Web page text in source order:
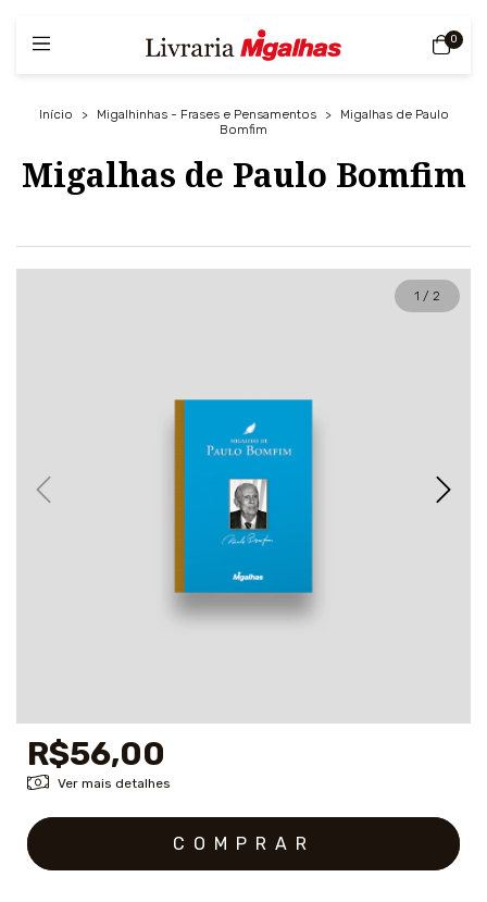
0
Início > Migalhinhas - Frases e Pensamentos >
Migalhas de Paulo
Bomfim
Migalhas de Paulo Bomfim
1 / 2
R$56,00
Ver mais detalhes